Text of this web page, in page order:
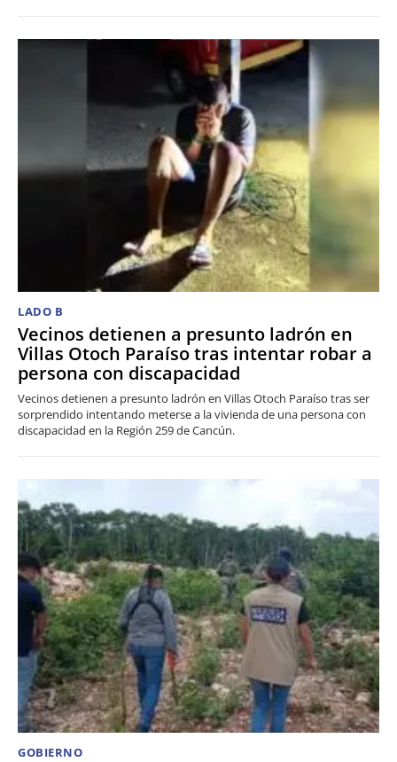
LADO B
Vecinos detienen a presunto ladrón en
Villas Otoch Paraíso tras intentar robar a
persona con discapacidad
Vecinos detienen a presunto ladrón en Villas Otoch Paraíso tras ser
sorprendido intentando meterse a la vivienda de una persona con
discapacidad en la Región 259 de Cancún.
GOBIERNO